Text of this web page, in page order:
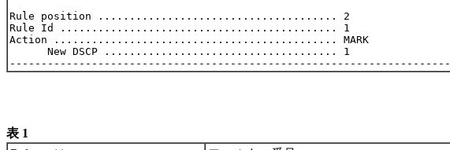
Rule position ...................................... 2
Rule Id ............................................ 1
Action ............................................. MARK
      New DSCP ..................................... 1
表 1